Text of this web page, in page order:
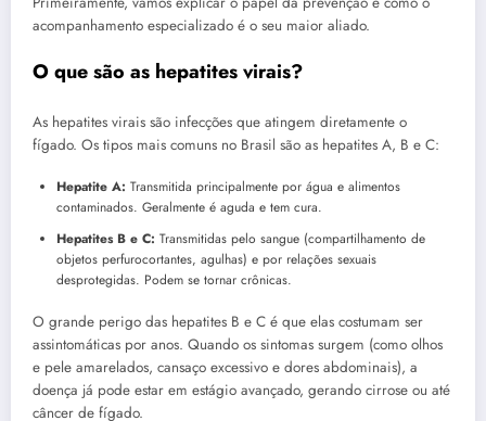
acompanhamento especializado é o seu maior aliado.
O que são as hepatites virais?
As hepatites virais são infecções que atingem diretamente o
fígado. Os tipos mais comuns no Brasil são as hepatites A, B e C:
Hepatite A: Transmitida principalmente por água e alimentos
contaminados. Geralmente é aguda e tem cura.
Hepatites B e C: Transmitidas pelo sangue (compartilhamento de
objetos perfurocortantes, agulhas) e por relações sexuais
desprotegidas. Podem se tornar crônicas.
O grande perigo das hepatites B e C é que elas costumam ser
assintomáticas por anos. Quando os sintomas surgem (como olhos
e pele amarelados, cansaço excessivo e dores abdominais), a
doença já pode estar em estágio avançado, gerando cirrose ou até
câncer de fígado.